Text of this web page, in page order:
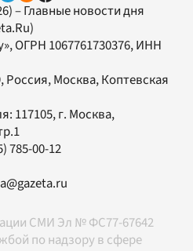
– Главные новости дня
, ОГРН 1067761730376, ИНН
Россия, Москва, Коптевская
117105, г. Москва,
785-00-12
СМИ Эл № ФС77-67642
по надзору в сфере